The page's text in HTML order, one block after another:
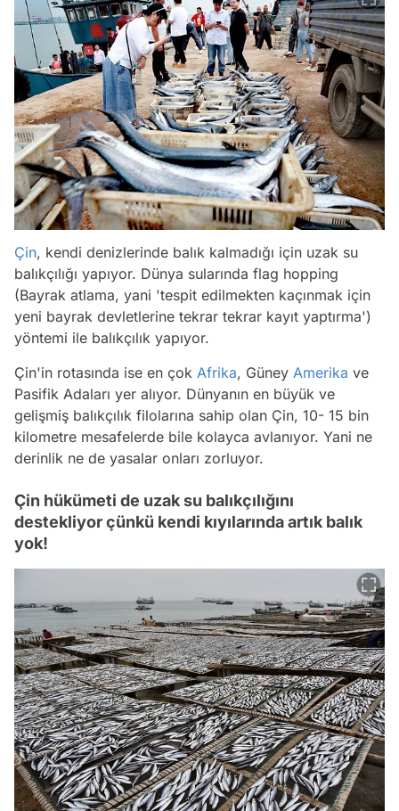
Çin, kendi denizlerinde balık kalmadığı için uzak su
balıkçılığı yapıyor. Dünya sularında flag hopping
(Bayrak atlama, yani 'tespit edilmekten kaçınmak için
yeni bayrak devletlerine tekrar tekrar kayıt yaptırma')
yöntemi ile balıkçılık yapıyor.
Çin'in rotasında ise en çok Afrika, Güney Amerika ve
Pasifik Adaları yer alıyor. Dünyanın en büyük ve
gelişmiş balıkçılık filolarına sahip olan Çin, 10- 15 bin
kilometre mesafelerde bile kolayca avlanıyor. Yani ne
derinlik ne de yasalar onları zorluyor.
Çin hükümeti de uzak su balıkçılığını
destekliyor çünkü kendi kıyılarında artık balık
yok!